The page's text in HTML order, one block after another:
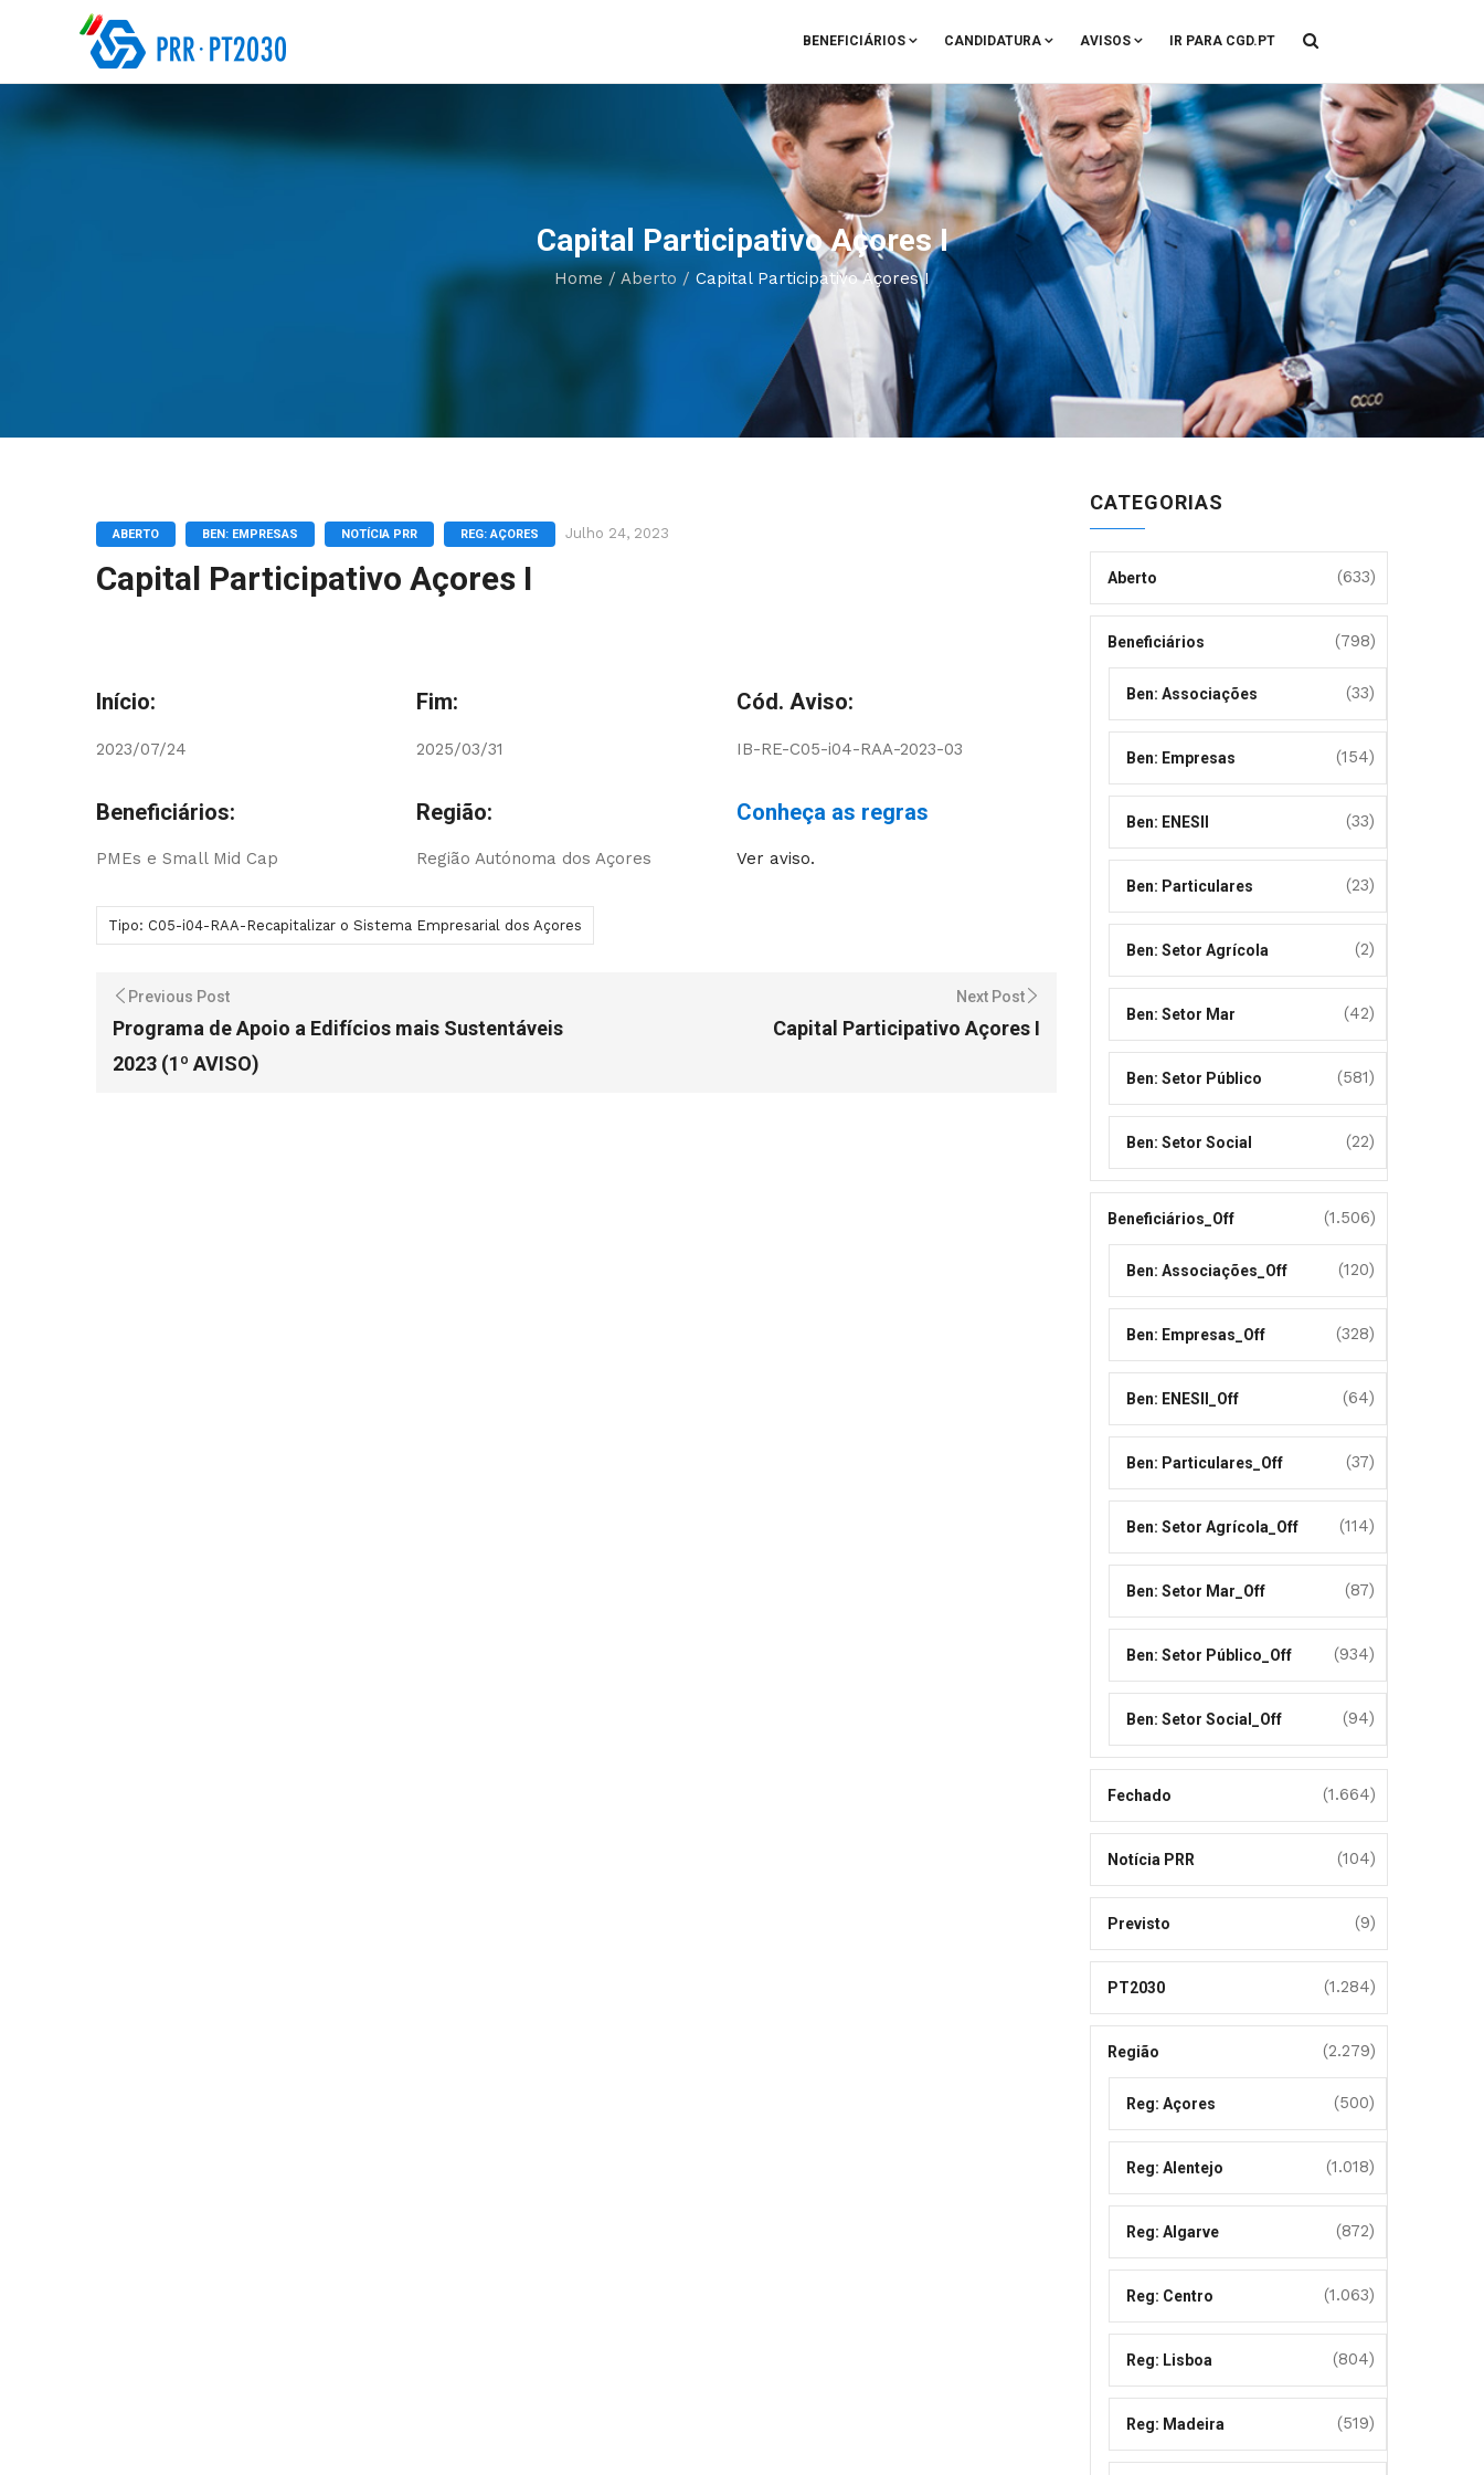
BENEFICIÁRIOS CANDIDATURA AVISOS IR PARA CGD.PT
Capital Participativo Açores I
Home / Aberto / Capital Participativo Açores I
ABERTO BEN: EMPRESAS NOTÍCIA PRR REG: AÇORES Julho 24, 2023
Capital Participativo Açores I
Início:
2023/07/24
Fim:
2025/03/31
Cód. Aviso:
IB-RE-C05-i04-RAA-2023-03
Beneficiários:
PMEs e Small Mid Cap
Região:
Região Autónoma dos Açores
Conheça as regras
Ver aviso.
Tipo: C05-i04-RAA-Recapitalizar o Sistema Empresarial dos Açores
Previous Post
Programa de Apoio a Edifícios mais Sustentáveis
2023 (1º AVISO)
Next Post
Capital Participativo Açores I
CATEGORIAS
Aberto (633)
Beneficiários (798)
Ben: Associações (33)
Ben: Empresas (154)
Ben: ENESII (33)
Ben: Particulares (23)
Ben: Setor Agrícola (2)
Ben: Setor Mar (42)
Ben: Setor Público (581)
Ben: Setor Social (22)
Beneficiários_Off (1.506)
Ben: Associações_Off (120)
Ben: Empresas_Off (328)
Ben: ENESII_Off (64)
Ben: Particulares_Off (37)
Ben: Setor Agrícola_Off (114)
Ben: Setor Mar_Off (87)
Ben: Setor Público_Off (934)
Ben: Setor Social_Off (94)
Fechado (1.664)
Notícia PRR (104)
Previsto (9)
PT2030 (1.284)
Região (2.279)
Reg: Açores (500)
Reg: Alentejo (1.018)
Reg: Algarve (872)
Reg: Centro (1.063)
Reg: Lisboa (804)
Reg: Madeira (519)